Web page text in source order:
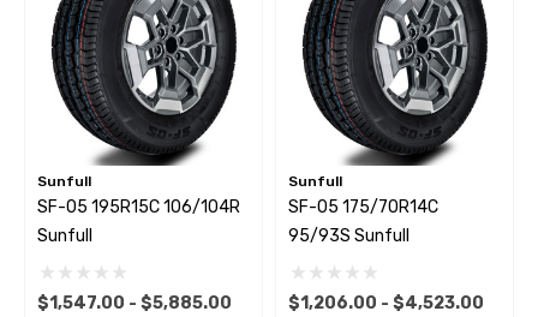
Sunfull
SF-05 195R15C 106/104R
Sunfull
$1,547.00 - $5,885.00
Sunfull
SF-05 175/70R14C
95/93S Sunfull
$1,206.00 - $4,523.00